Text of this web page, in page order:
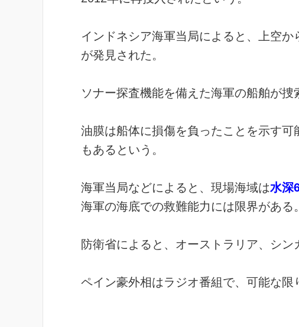
インドネシア海軍当局によると、上空
が発見された。
ソナー探査機能を備えた海軍の船舶が捜
油膜は船体に損傷を負ったことを示す
もあるという。
海軍当局などによると、現場海域は水深
海軍の海底での救難能力には限界がある。
防衛省によると、オーストラリア、シン
ペイン豪外相はラジオ番組で、可能な限